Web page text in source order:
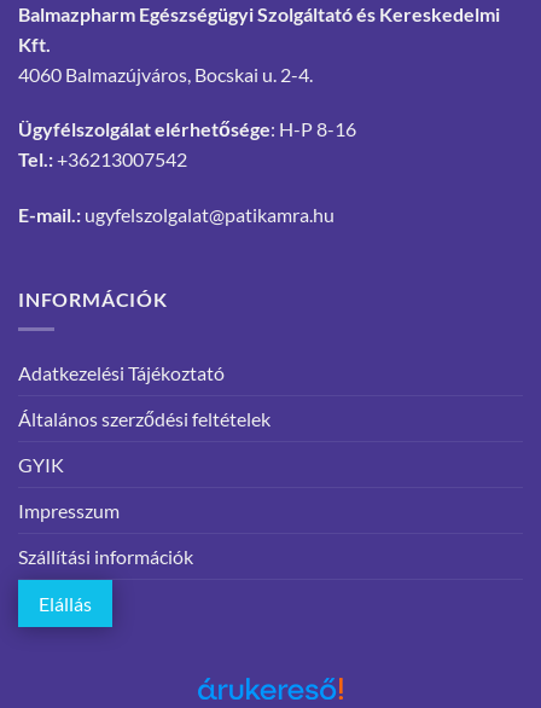
Balmazpharm Egészségügyi Szolgáltató és Kereskedelmi
Kft.
4060 Balmazújváros, Bocskai u. 2-4.
Ügyfélszolgálat elérhetősége: H-P 8-16
Tel.:+36213007542
E-mail.: ugyfelszolgalat@patikamra.hu
INFORMÁCIÓK
Adatkezelési Tájékoztató
Általános szerződési feltételek
GYIK
Impresszum
Szállítási információk
Elállás